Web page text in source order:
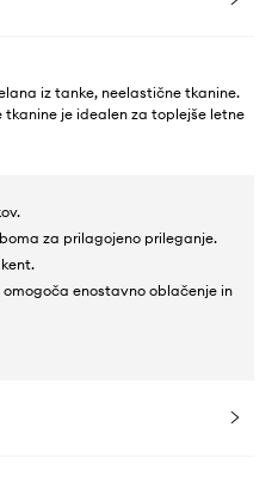
iz tanke, neelastične tkanine.
tkanine je idealen za toplejše letne
za prilagojeno prileganje.
enostavno oblačenje in